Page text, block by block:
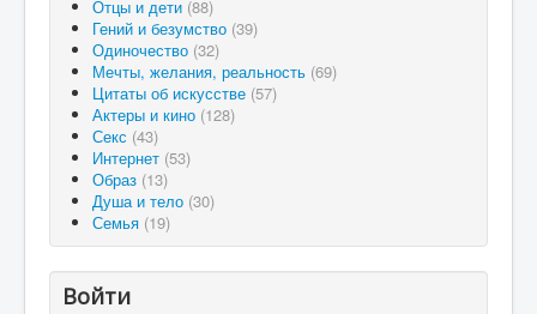
Отцы и дети (88)
Гений и безумство (39)
Одиночество (32)
Мечты, желания, реальность (69)
Цитаты об искусстве (57)
Актеры и кино (128)
Секс (43)
Интернет (53)
Образ (13)
Душа и тело (30)
Семья (19)
Войти